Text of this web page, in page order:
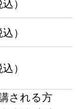
）
）
）
される方